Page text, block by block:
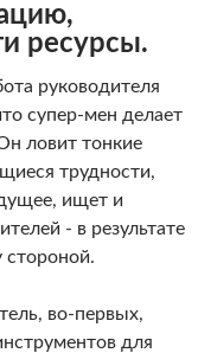
ресурсы.
руководителя
супер-мен делает
ловит тонкие
трудности,
ищет и
- в результате
стороной.
во-первых,
для